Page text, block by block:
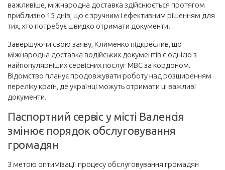
важливіше, міжнародна доставка здійснюється протягом
приблизно 15 днів, що є зручним і ефективним рішенням для
тих, хто потребує швидко отримати документи.
Завершуючи свою заяву, Клименко підкреслив, що
міжнародна доставка водійських документів є однією з
найпопулярніших сервісних послуг МВС за кордоном.
Відомство планує продовжувати роботу над розширенням
переліку країн, де українці можуть отримати ці важливі
документи.
Паспортний сервіс у місті Валенсія
змінює порядок обслуговування
громадян
З метою оптимізації процесу обслуговування громадян